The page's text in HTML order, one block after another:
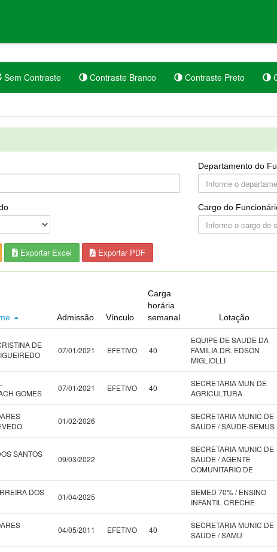
Sem Contraste Contraste Branco Contraste Preto
Departamento do
Cargo do
Exportar Excel Exportar PDF
Admissão Vínculo
Carga
horária
semanal
Lotação
DE
07/01/2021 EFETIVO 40
EQUIPE DE SAUDE DA
FAMILIA DR. EDSON
MIGLIOLLI
GOMES
07/01/2021 EFETIVO 40
SECRETARIA MUN DE
AGRICULTURA
01/02/2026
SECRETARIA MUNIC DE
SAUDE / SAUDE-SEMUS
SANTOS
09/03/2022
SECRETARIA MUNIC DE
SAUDE / AGENTE
COMUNITARIO DE
DOS
01/04/2025
SEMED 70% / ENSINO
INFANTIL CRECHE
04/05/2011 EFETIVO 40
SECRETARIA MUNIC DE
SAUDE / SAMU